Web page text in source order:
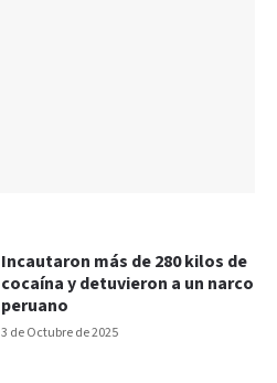
3 de Octubre de 2025
Incautaron más de 280 kilos de
cocaína y detuvieron a un narco
peruano